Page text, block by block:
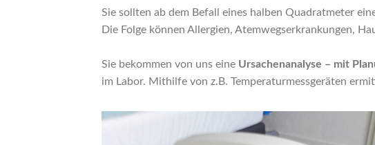
Sie sollten ab dem Befall eines halben Quadratmeter
Die Folge können Allergien, Atemwegserkrankungen,
Sie bekommen von uns eine Ursachenanalyse – mit
im Labor. Mithilfe von z.B. Temperaturmessgeräten